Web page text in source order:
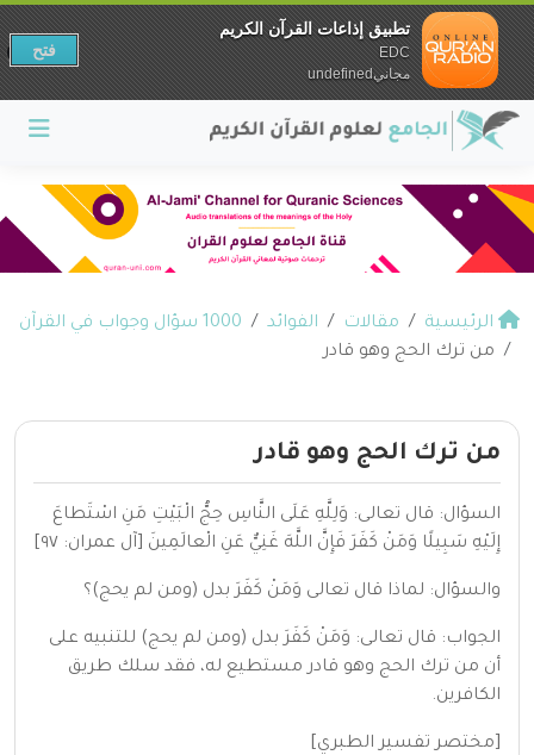
الرئيسية مقالات الفوائد
1000 سؤال وجواب في القرآن
من ترك الحج وهو قادر
من ترك الحج وهو قادر
السؤال: قال تعالى: وَلِلَّهِ عَلَى النَّاسِ حِجُّ الْبَيْتِ مَنِ اسْتَطاعَ
إِلَيْهِ سَبِيلًا وَمَنْ كَفَرَ فَإِنَّ اللَّهَ غَنِيٌّ عَنِ الْعالَمِينَ [آل عمران: ٩٧]
والسؤال: لماذا قال تعالى وَمَنْ كَفَرَ بدل (ومن لم يحج)؟
الجواب: قال تعالى: وَمَنْ كَفَرَ بدل (ومن لم يحج) للتنبيه على
أن من ترك الحج وهو قادر مستطيع له، فقد سلك طريق
الكافرين.
[مختصر تفسير الطبري]
تطبيق إذاعات القرآن الكريم
EDC
مجانيundefined
فتح